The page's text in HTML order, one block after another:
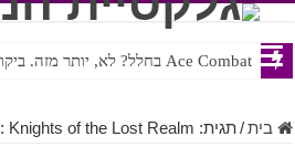
Ace Combat בחלל? לא, יותר מזה. ביקורת המשחק Chorus
בית/תגית: Knights of the Lost Realm